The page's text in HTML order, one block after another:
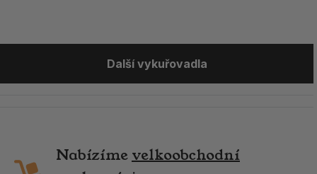
Další vykuřovadla
Nabízíme velkoobchodní